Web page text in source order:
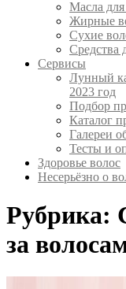
Масла
Жирные
Сухие
Средства
Сервисы
Лунный
2023 год
Подбор
Каталог
Галереи
Тесты и
Здоровье волос
Несерьёзно о
Рубрика:
за